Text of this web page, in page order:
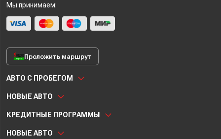
Мы принимаем:
Проложить маршрут
АВТО С ПРОБЕГОМ
НОВЫЕ АВТО
КРЕДИТНЫЕ ПРОГРАММЫ
НОВЫЕ АВТО